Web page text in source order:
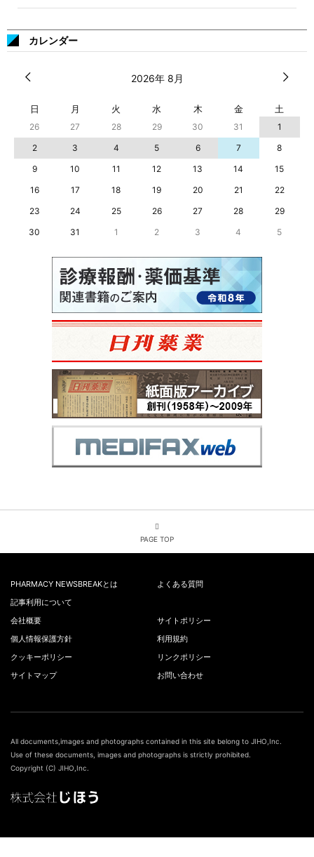
カレンダー
2026年 8月
日 月 火 水 木 金 土
26 27 28 29 30 31
1
2
3 4 5 6 7
8
9
10 11 12 13 14
15
16
17 18 19 20 21
22
23
24 25 26 27 28
29
30
31 1 2 3 4 5
PAGE TOP
PHARMACY NEWSBREAKとは
よくある質問
記事利用について
会社概要
サイトポリシー
個人情報保護方針
利用規約
クッキーポリシー
リンクポリシー
サイトマップ
お問い合わせ
All documents,images and photographs contained in this site belong to JIHO,Inc.
Use of these documents, images and photographs is strictly prohibited.
Copyright (C) JIHO,Inc.